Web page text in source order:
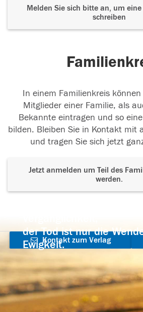
Melden Sie sich bitte an, um
schreiben
In einem Familienkreis
Mitglieder einer Familie, als
Bekannte eintragen und so
bilden. Bleiben Sie in Kontakt mit
und tragen Sie sich jetzt
Jetzt anmelden um Teil des
werden.
der Tod ist nur die
Ewigkeit.
Kontakt zum Verlag
aufnehmen